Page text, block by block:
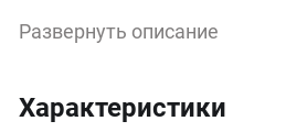
подслойной коррозии,
Перед нанесением грунтовки
необходимо очистить от
Развернуть описание
Характеристики